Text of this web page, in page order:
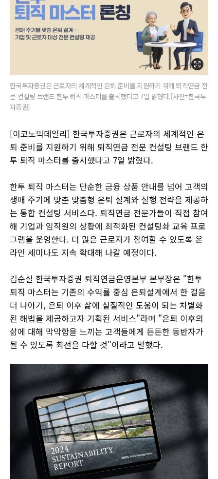
한국투자증권은 근로자의 체계적인 은퇴 준비를 지원하기 위해 퇴직연금 전
문 컨설팅 브랜드 한투 퇴직 마스터를 출시했다고 7일 밝혔다.[사진=한국투
자증권]
[이코노믹데일리] 한국투자증권은 근로자의 체계적인 은
퇴 준비를 지원하기 위해 퇴직연금 전문 컨설팅 브랜드 한
투 퇴직 마스터를 출시했다고 7일 밝혔다.
한투 퇴직 마스터는 단순한 금융 상품 안내를 넘어 고객의
생애 주기에 맞춘 맞춤형 은퇴 설계와 실행 전략을 제공하
는 통합 컨설팅 서비스다. 퇴직연금 전문가들이 직접 참여
해 기업과 임직원의 상황에 최적화된 컨설팅솨 교육 프로
그램을 운영한다. 더 많은 근로자가 참여할 수 있도록 온
라인 세미나도 지속 확대해 나갈 예정이다.
김순실 한국투자증권 퇴직연금운영본부 본부장은 "한투
퇴직 마스터는 기존의 수익률 중심 은퇴설계에서 한 걸음
더 나아가, 은퇴 이후 삶에 실질적인 도움이 되는 차별화
된 해법을 제공하고자 기획된 서비스"라며 "은퇴 이후의
삶에 대해 막막함을 느끼는 고객들에게 든든한 동반자가
될 수 있도록 최선을 다할 것"이라고 말했다.